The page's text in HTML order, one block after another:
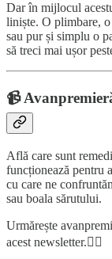
Dar în mijlocul
liniște. O plimbare,
sau pur și simplu o
să treci mai ușor
📹
Află care sunt
funcționează pentru
cu care ne
sau boala sărutului.
Urmărește
acest newsletter.👇🏼